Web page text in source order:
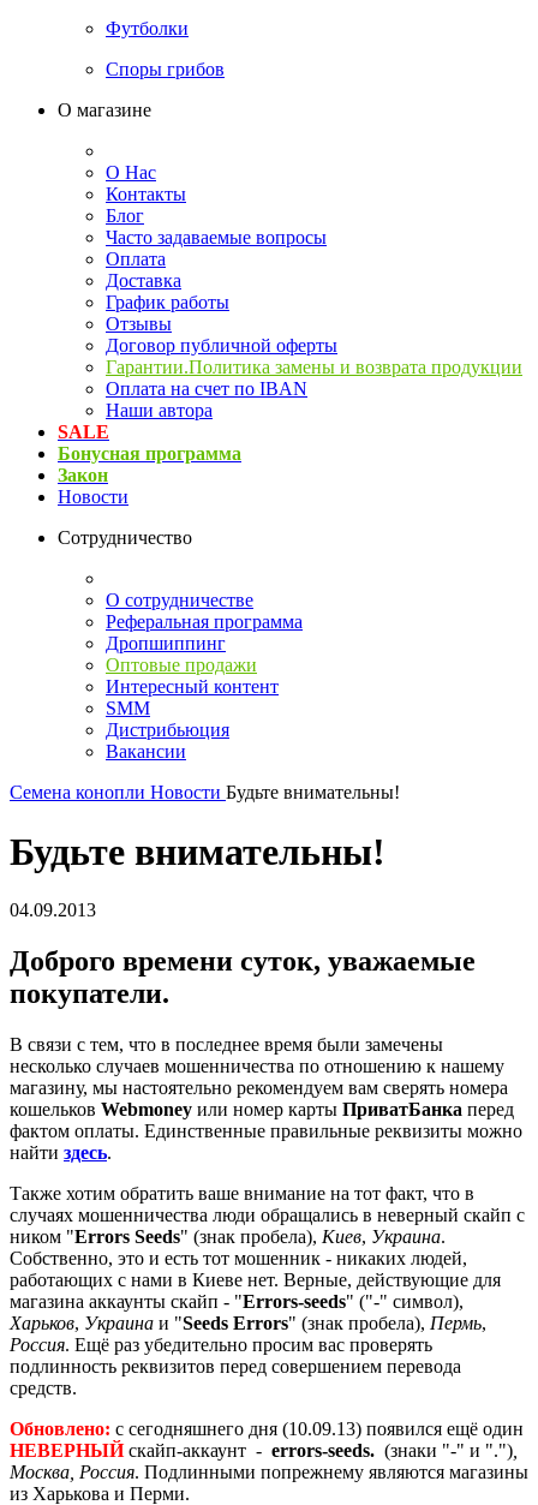
Футболки
Споры грибов
О магазине
О Нас
Контакты
Блог
Часто задаваемые вопросы
Оплата
Доставка
График работы
Отзывы
Договор публичной оферты
Гарантии.Политика замены и возврата продукции
Оплата на счет по IBAN
Наши автора
SALE
Бонусная программа
Закон
Новости
Сотрудничество
О сотрудничестве
Реферальная программа
Дропшиппинг
Оптовые продажи
Интересный контент
SMM
Дистрибьюция
Вакансии
Семена конопли Новости Будьте внимательны!
Будьте внимательны!
04.09.2013
Доброго времени суток, уважаемые
покупатели.
В связи с тем, что в последнее время были замечены
несколько случаев мошенничества по отношению к нашему
магазину, мы настоятельно рекомендуем вам сверять номера
кошельков Webmoney или номер карты ПриватБанка перед
фактом оплаты. Единственные правильные реквизиты можно
найти здесь.
Также хотим обратить ваше внимание на тот факт, что в
случаях мошенничества люди обращались в неверный скайп с
ником "Errors Seeds" (знак пробела), Киев, Украина.
Собственно, это и есть тот мошенник - никаких людей,
работающих с нами в Киеве нет. Верные, действующие для
магазина аккаунты скайп - "Errors-seeds" ("-" символ),
Харьков, Украина и "Seeds Errors" (знак пробела), Пермь,
Россия. Ещё раз убедительно просим вас проверять
подлинность реквизитов перед совершением перевода
средств.
Обновлено: с сегодняшнего дня (10.09.13) появился ещё один
НЕВЕРНЫЙскайп-аккаунт - errors-seeds. (знаки "-" и ".")
Москва, Россия. Подлинными попрежнему являются магазины
из Харькова и Перми.